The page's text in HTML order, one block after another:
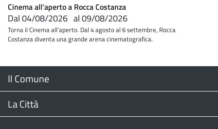
Cinema all'aperto a Rocca Costanza
Dal04/08/2026 al09/08/2026
Torna il Cinema all'aperto. Dal 4 agosto al 6 settembre, Rocca
Costanza diventa una grande arena cinematografica.
Menu
Footer
Il Comune
Il Sindaco
La Città